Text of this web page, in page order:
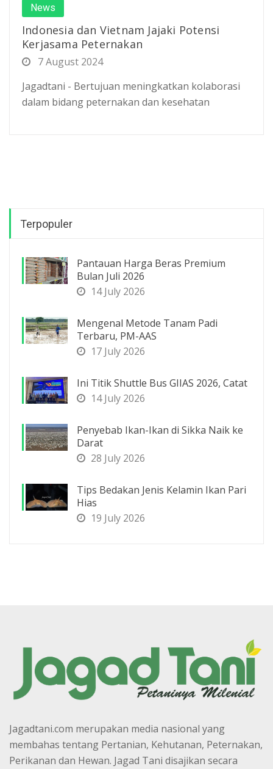
News
Indonesia dan Vietnam Jajaki Potensi
Kerjasama Peternakan
7 August 2024
Jagadtani - Bertujuan meningkatkan kolaborasi
dalam bidang peternakan dan kesehatan
Terpopuler
Pantauan Harga Beras Premium
Bulan Juli 2026
14 July 2026
Mengenal Metode Tanam Padi
Terbaru, PM-AAS
17 July 2026
Ini Titik Shuttle Bus GIIAS 2026, Catat
14 July 2026
Penyebab Ikan-Ikan di Sikka Naik ke
Darat
28 July 2026
Tips Bedakan Jenis Kelamin Ikan Pari
Hias
19 July 2026
Jagadtani.com merupakan media nasional yang
membahas tentang Pertanian, Kehutanan, Peternakan,
Perikanan dan Hewan. Jagad Tani disajikan secara